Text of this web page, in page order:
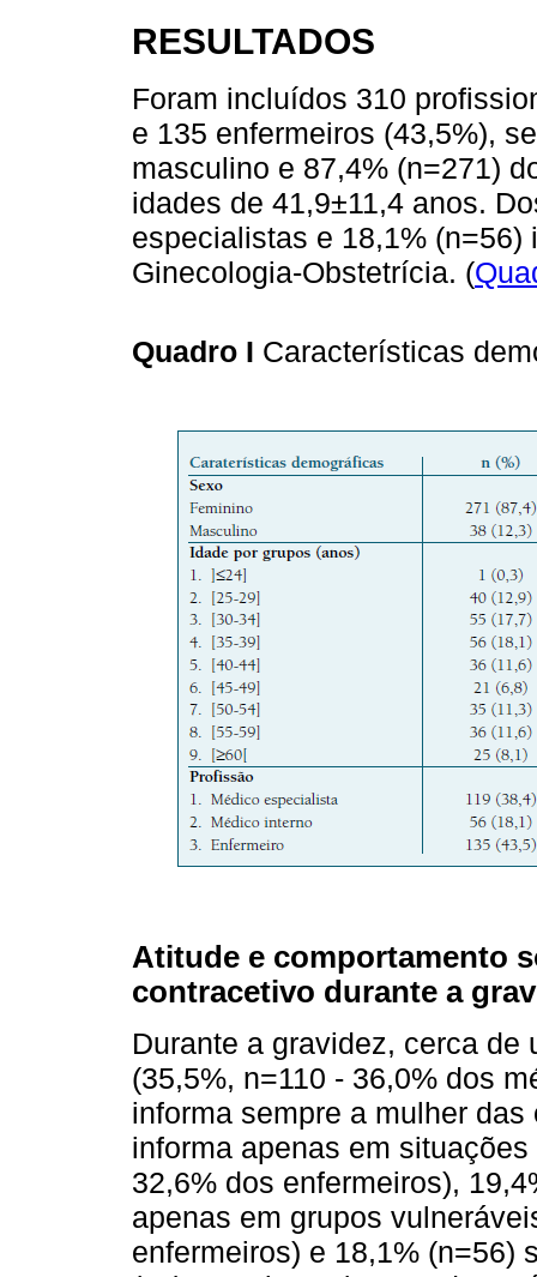
RESULTADOS
Foram incluídos 310
e 135 enfermeiros (43,5%),
masculino e 87,4% (n=271)
idades de 41,9±11,4 anos.
especialistas e 18,1%
Ginecologia-Obstetrícia. (
Quadro I Características
Atitude e comportamento
contracetivo durante a
Durante a gravidez, cerca
(35,5%, n=110 - 36,0% dos
informa sempre a mulher
informa apenas em
32,6% dos enfermeiros),
apenas em grupos
enfermeiros) e 18,1% (n=56)